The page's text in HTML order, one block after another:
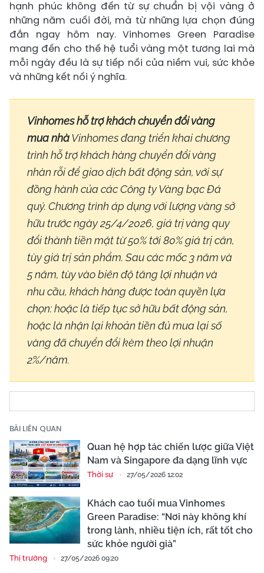
hạnh phúc không đến từ sự chuẩn bị vội vàng ở
những năm cuối đời, mà từ những lựa chọn đúng
đắn ngay hôm nay. Vinhomes Green Paradise
mang đến cho thế hệ tuổi vàng một tương lai mà
mỗi ngày đều là sự tiếp nối của niềm vui, sức khỏe
và những kết nối ý nghĩa.
Vinhomes hỗ trợ khách chuyển đổi vàng
mua nhàVinhomes đang triển khai chương
trình hỗ trợ khách hàng chuyển đổi vàng
nhàn rỗi để giao dịch bất động sản, với sự
đồng hành của các Công ty Vàng bạc Đá
quý. Chương trình áp dụng với lượng vàng sở
hữu trước ngày 25/4/2026, giá trị vàng quy
đổi thành tiền mặt từ 50% tới 80% giá trị căn,
tùy giá trị sản phẩm. Sau các mốc 3 năm và
5 năm, tùy vào biên độ tăng lợi nhuận và
nhu cầu, khách hàng được toàn quyền lựa
chọn: hoặc là tiếp tục sở hữu bất động sản,
hoặc là nhận lại khoản tiền đủ mua lại số
vàng đã chuyển đổi kèm theo lợi nhuận
2%/năm.
BÀI LIÊN QUAN
Quan hệ hợp tác chiến lược giữa Việt
Nam và Singapore đa dạng lĩnh vực
Thời sự 27/05/2026 12:02
Khách cao tuổi mua Vinhomes
Green Paradise: “Nơi này không khí
trong lành, nhiều tiện ích, rất tốt cho
sức khỏe người già”
Thị trường 27/05/2026 09:20